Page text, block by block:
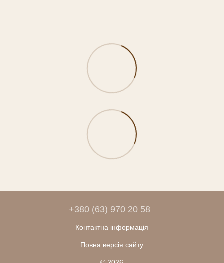
+380 (63) 970 20 58
Контактна інформація
Повна версія сайту